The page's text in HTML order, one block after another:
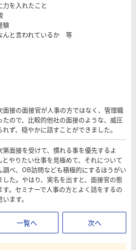
力を入れたこと
験
んと言われているか 等
面接の面接官が人事の方ではなく、管理職
たので、比較的他社の面接のような、威圧
ず、穏やかに話すことができました。
第面接を受けて、慣れる事を優先するよ
とやりたい仕事を見極めて、それについて
調べ、OB訪問なども積極的にするほうがい
した。やはり、実名を出すと、面接官の態
す。セミナーで人事の方とよく話をするの
ます。
一覧へ 次へ